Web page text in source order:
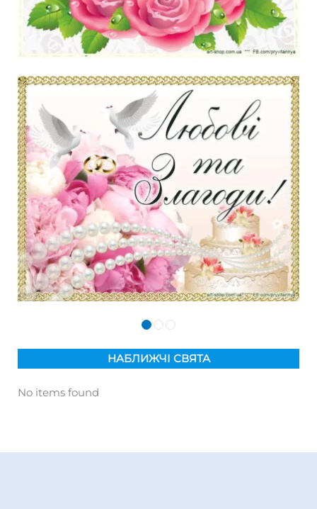
НАБЛИЖЧІ СВЯТА
No items found